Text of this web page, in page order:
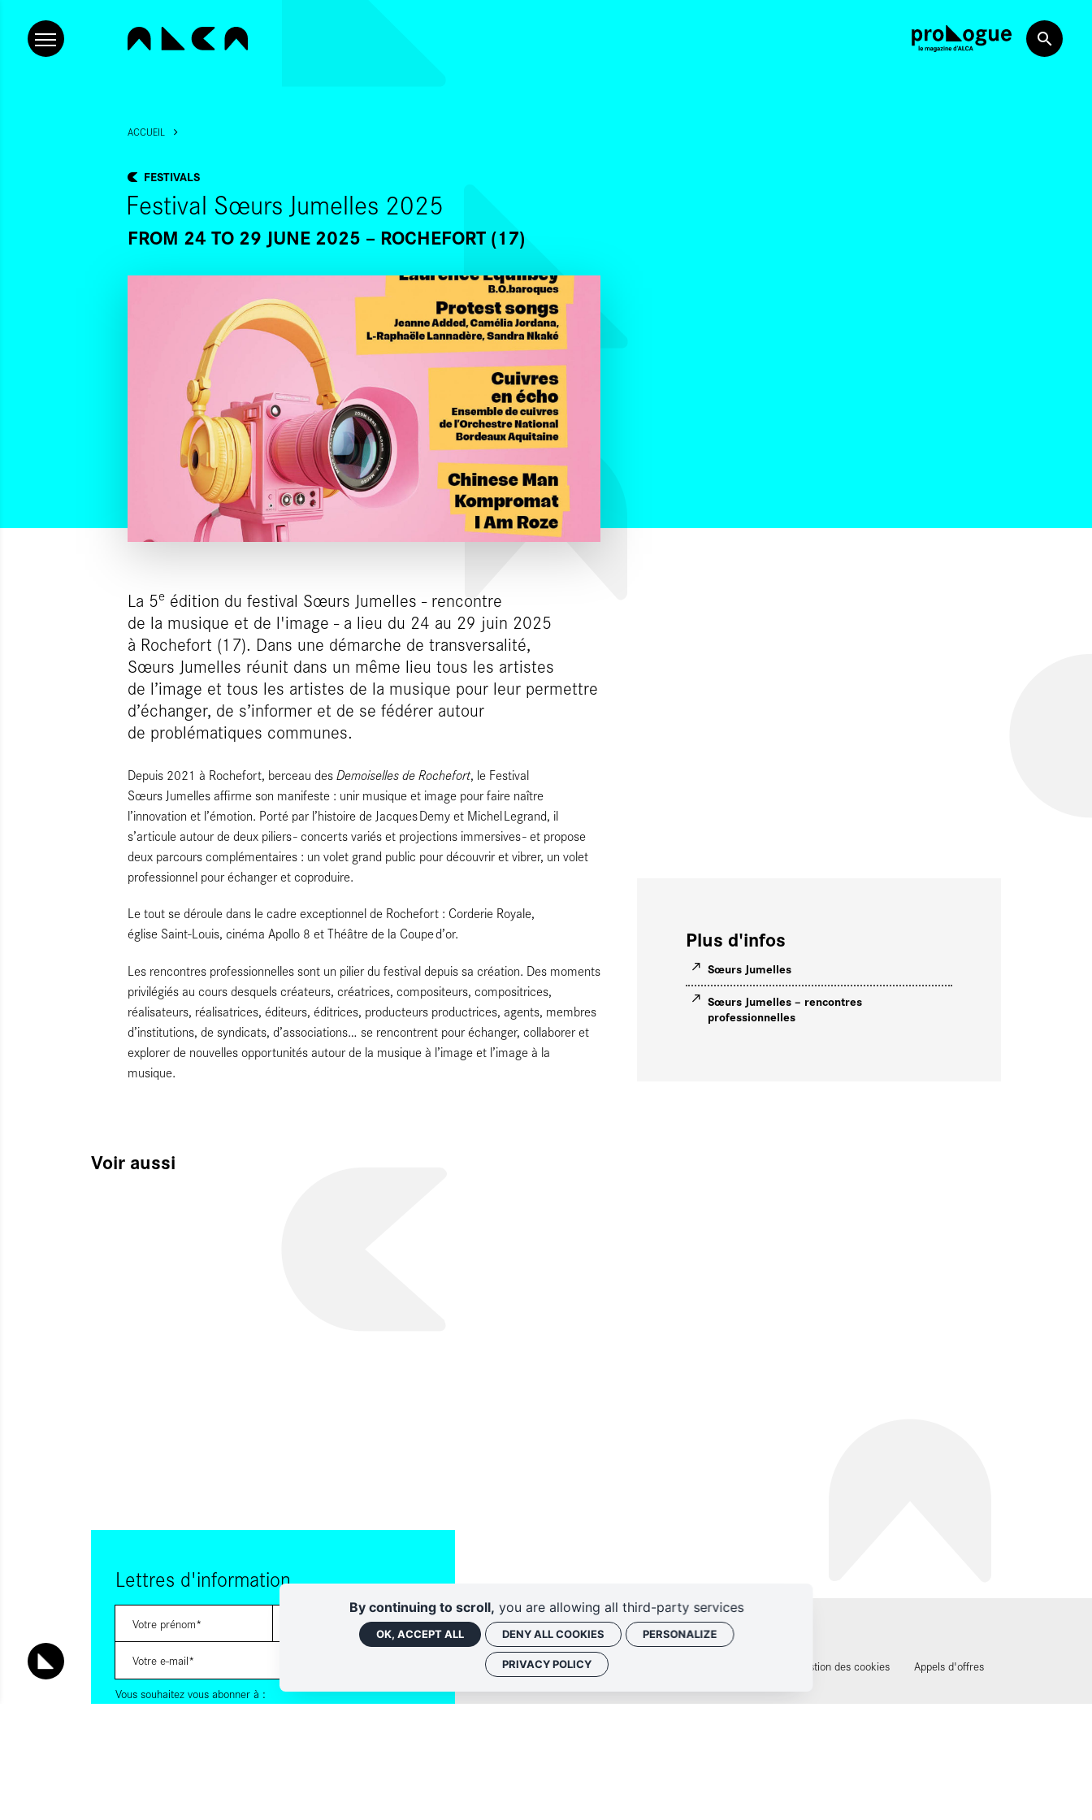
ACCUEIL
FESTIVALS
Festival Sœurs Jumelles 2025
FROM 24 TO 29 JUNE 2025 ROCHEFORT (17)
La 5e édition du festival Sœurs Jumelles - rencontre
de la musique et de l'image - a lieu du 24 au 29 juin 2025
à Rochefort (17). Dans une démarche de transversalité,
Sœurs Jumelles réunit dans un même lieu tous les artistes
de l’image et tous les artistes de la musique pour leur permettre
d’échanger, de s’informer et de se fédérer autour
de problématiques communes.
Depuis 2021 à Rochefort, berceau desDemoiselles de Rochefort, le Festival
Sœurs Jumelles affirme son manifeste : unir musique et image pour faire naître
l’innovation et l’émotion. Porté par l’histoire de Jacques Demy et Michel Legrand, il
s’articule autour de deux piliers - concerts variés et projections immersives - et propose
deux parcours complémentaires : un volet grand public pour découvrir et vibrer, un volet
professionnel pour échanger et coproduire.
Le tout se déroule dans le cadre exceptionnel de Rochefort : Corderie Royale,
église Saint‑Louis, cinéma Apollo 8 et Théâtre de la Coupe d’or.
Les rencontres professionnelles sont un pilier du festival depuis sa création. Des moments
privilégiés au cours desquels créateurs, créatrices, compositeurs, compositrices,
réalisateurs, réalisatrices, éditeurs, éditrices, producteurs productrices, agents, membres
d’institutions, de syndicats, d’associations… se rencontrent pour échanger, collaborer et
explorer de nouvelles opportunités autour de la musique à l’image et l’image à la
musique.
Plus d'infos
Sœurs Jumelles
Sœurs Jumelles – rencontres
professionnelles
Voir aussi
Lettres d'information
Vous souhaitez vous abonner à :
Gestion des cookies Appels d'offres
By continuing to scroll, you are allowing all third-party services
OK, ACCEPT ALL DENY ALL COOKIES PERSONALIZE
PRIVACY POLICY